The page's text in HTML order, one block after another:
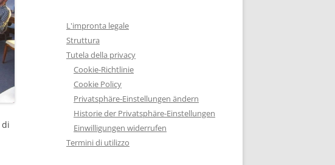
di
L'impronta legale
Struttura
Tutela della privacy
Cookie-Richtlinie
Cookie Policy
Privatsphäre-Einstellungen ändern
Historie der Privatsphäre-Einstellungen
Einwilligungen widerrufen
Termini di utilizzo